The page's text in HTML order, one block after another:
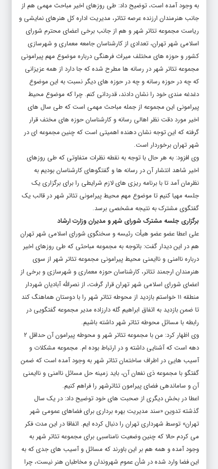
به وجود آمده است، توضیح داد: طی روزهای اخیر مباحث مهمی هم از
جانب هنرمندان ارزنده عرصه تئاتر، مدیریت اداره کل هنرهای نمایشی و
ریاست مجموعه تئاتر شهر و هم از جانب برخی اعضای محترم شورای
اسلامی شهر تهران، تعدادی از کارشناسان جامعه معماری و شهرسازی
کشور و حوزه های مختلف میراث فرهنگی درباره موضوع مهم پیرامونی
مجموعه تئاتر شهر در رسانه ها مطرح شده که جا دارد از همه عزیزانی
که چه در حوزه رسانه و چه در حوزه های دیگر نسبت به این موضوع
دغدغه مندی خود را نشان دادند، قدردانی کنم. چرا که موضوع محیط
پیرامونی این مجموعه از جمله مباحث مهمی است که طی سال های
اخیر مورد دقت نظر اهالی رسانه و کارشناسان حوزه های مختف قرار
گرفته که این توجه نشان دهنده اهمیتی است که چنین مجموعه ای در
شهر تهران برخوردار است.
وی افزود: به هر حال با توجه به نقطه نظرات متفاوتی که طی روزهای
اخیر شاهد انتشار آن در رسانه ها و گفتگوهای کارشناسان بودیم به
نظرمان آمد تا با برنامه ریزی های لازم شرایطی را برای برگزاری یک
جلسه مهیا کنیم تا موضوع مهم محیط پیرامونی تئاتر شهر در قالب یک
گفتگوی مشترک به نتیجه مشخصی برسد.
برگزاری جلسه مشترک شورای شهر و مدیران وزارت ارشاد
علی اعطا عضو عضو هیأت رئیسه و سخنگوی شورای اسلامی شهر تهران
هم در این دیدار گفت: باتوجه به مجموعه مباحثی که طی روزهای اخیر
درباره ناامنی و ناایمنی محیط پیرامونی مجموعه تئاتر شهر از سوی
هنرمندان ارجمند تئاتر، کارشناسان حوزه معماری و شهرسازی و برخی از
اعضای شورای اسلامی شهر تهران قرار گرفت، از نصرالله آبادیان شهردار
منطقه ۱۱ خواستم بازدید از محوطه تئاتر شهر را با دوستان هماهنگ کند
تا ضمن بازدید به اتفاق ابراهیم گله دارزاده مدیر مجموعه گفتگویی در
رابطه با مسائل محوطه تئاتر شهر داشته باشیم.
وی اظهار کرد: من با مجموعه تئاتر شهر و محوطه پیرامون آن حداقل ۲
دهه است که آشنایی داشته و در ارتباط بوده ام. مجموعه مشکلات و
آسیب هایی در اطراف ساختمان تئاتر شهر به وجود آمده است که ضمن
گفتگو با مجموعه ذی نفعان آن، باید زمینه حل مسائل ناامنی و ناایمنی
آن و ساماندهی فضای پیرامون تئاترشهر را فراهم کنیم.
اعطا در بخش دیگری از صحبت های خود توضیح داد: در یک سال
گذشته تدوین «سند مدیریت بهره برداری برای فضاهای عمومی شهر
تهران» توسط شهرداری تهران را دنبال کرده ایم. اتفاقا در این مدت فکر
می کردم حالا که چنین وضعیت نامناسبی برای مجموعه تئاتر شهر به
وجود آمده و همه هم بر این باورند که مسائل و آسیب های جدی که به
این فضا وارد شده در شأن عموم شهروندان و مخاطبان هنر نیست، چرا